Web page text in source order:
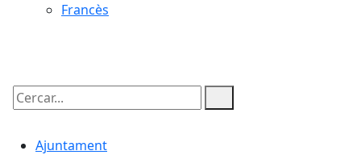
Francès
Cercar:
Ajuntament